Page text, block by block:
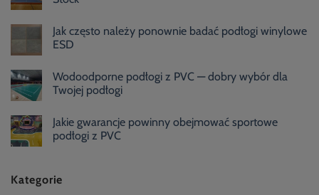
Jak często należy ponownie badać podłogi winylowe
ESD
Wodoodporne podłogi z PVC — dobry wybór dla
Twojej podłogi
Jakie gwarancje powinny obejmować sportowe
podłogi z PVC
Kategorie